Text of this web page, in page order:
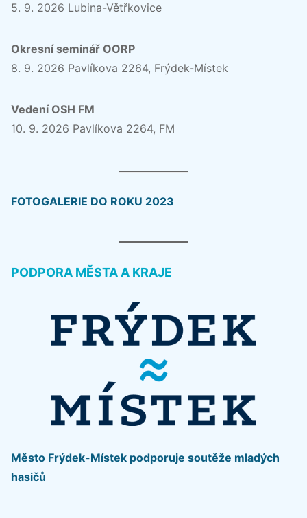
5. 9. 2026 Lubina-Větřkovice
Okresní seminář OORP
8. 9. 2026 Pavlíkova 2264, Frýdek-Místek
Vedení OSH FM
10. 9. 2026 Pavlíkova 2264, FM
FOTOGALERIE DO ROKU 2023
PODPORA MĚSTA A KRAJE
Město Frýdek-Místek podporuje soutěže mladých
hasičů